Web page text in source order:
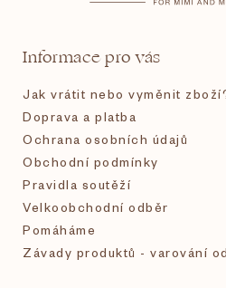
Informace pro vás
Jak vrátit nebo vyměnit
Doprava a platba
Ochrana osobních údajů
Obchodní podmínky
Pravidla soutěží
Velkoobchodní odběr
Pomáháme
Závady produktů - varování